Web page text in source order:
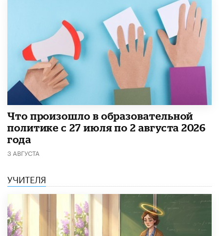
​Что произошло в образовательной
политике с 27 июля по 2 августа 2026
года
3 АВГУСТА
УЧИТЕЛЯ